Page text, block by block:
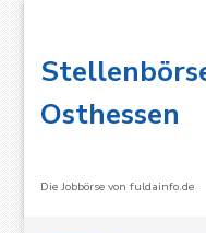
Osthessen
Die Jobbörse von fuldainfo.de